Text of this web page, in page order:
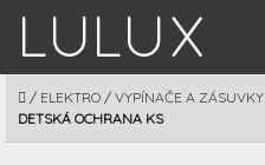
obsah
DOMOV
/ ELEKTRO / VYPÍNAČE A ZÁSUVKY
DETSKÁ OCHRANA KS